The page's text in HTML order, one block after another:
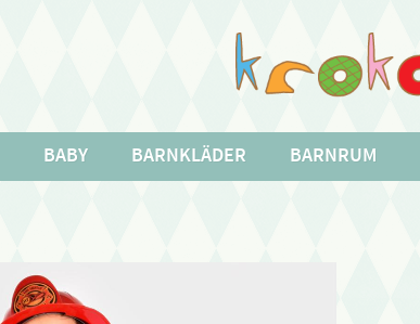
BABY BARNKLÄDER BARNRUM